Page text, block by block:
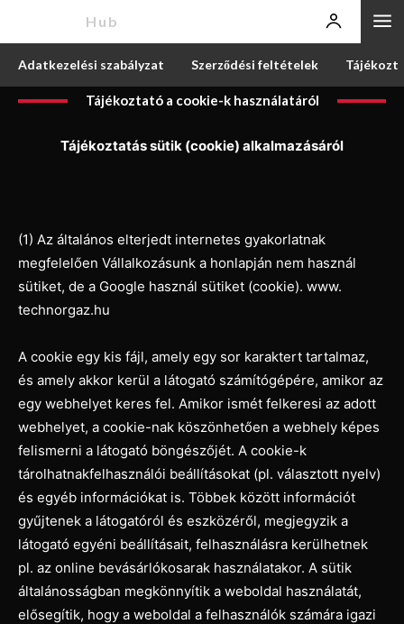
Hub
Adatkezelési szabályzat Szerződési feltételek
Tájékoztató a cookie-k használatáról
Tájékoztatás sütik (cookie) alkalmazásáról
(1) Az általános elterjedt internetes gyakorlatnak
megfelelően Vállalkozásunk a honlapján nem használ
sütiket, de a Google használ sütiket (cookie). www.
technorgaz.hu
A cookie egy kis fájl, amely egy sor karaktert tartalmaz,
és amely akkor kerül a látogató számítógépére, amikor az
egy webhelyet keres fel. Amikor ismét felkeresi az adott
webhelyet, a cookie-nak köszönhetően a webhely képes
felismerni a látogató böngészőjét. A cookie-k
tárolhatnakfelhasználói beállításokat (pl. választott nyelv)
és egyéb információkat is. Többek között információt
gyűjtenek a látogatóról és eszközéről, megjegyzik a
látogató egyéni beállításait, felhasználásra kerülhetnek
pl. az online bevásárlókosarak használatakor. A sütik
általánosságban megkönnyítik a weboldal használatát,
elősegítik, hogy a weboldal a felhasználók számára igazi